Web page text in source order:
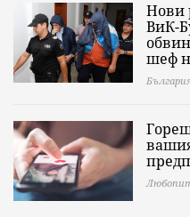
Нови
ВиК-
шеф